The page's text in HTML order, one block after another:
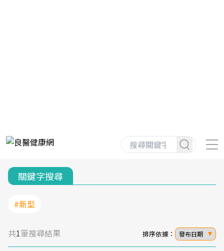
關鍵字搜尋
#新型
共1筆搜尋結果 排序依據： 發布日期